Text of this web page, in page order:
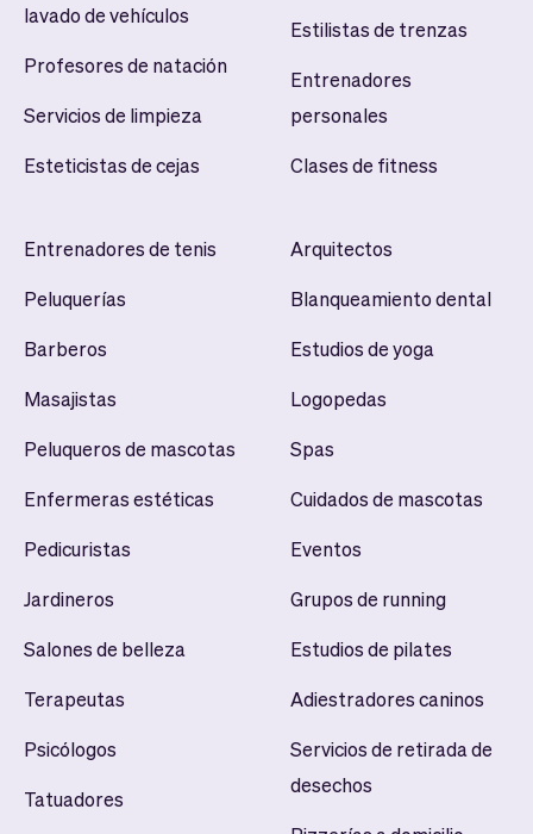
lavado de vehículos
Profesores de natación
Servicios de limpieza
Esteticistas de cejas
Estilistas de trenzas
Entrenadores
personales
Clases de fitness
Entrenadores de tenis
Peluquerías
Barberos
Masajistas
Peluqueros de mascotas
Enfermeras estéticas
Pedicuristas
Jardineros
Salones de belleza
Terapeutas
Psicólogos
Tatuadores
Arquitectos
Blanqueamiento dental
Estudios de yoga
Logopedas
Spas
Cuidados de mascotas
Eventos
Grupos de running
Estudios de pilates
Adiestradores caninos
Servicios de retirada de
desechos